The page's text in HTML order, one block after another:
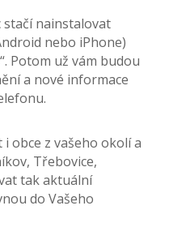
stačí nainstalovat
nebo iPhone)
Potom už vám budou
a nové informace
obce z vašeho okolí a
Třebovice,
tak aktuální
do Vašeho